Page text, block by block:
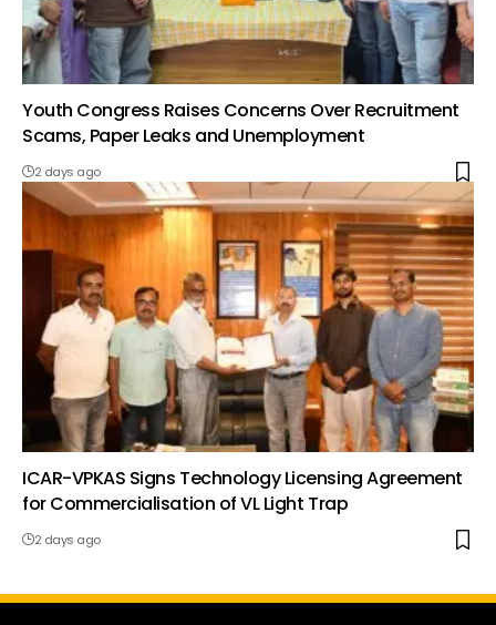
Youth Congress Raises Concerns Over Recruitment
Scams, Paper Leaks and Unemployment
2 days ago
ICAR-VPKAS Signs Technology Licensing Agreement
for Commercialisation of VL Light Trap
2 days ago